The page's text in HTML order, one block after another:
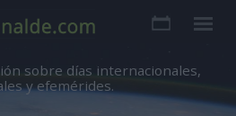
sobre días internacionales,
y efemérides.